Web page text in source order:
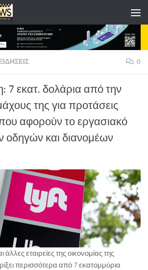
0
7 εκατ. δολάρια από την
της για προτάσεις
αφορούν το εργασιακό
οδηγών και διανομέων
εταιρείες της οικονομίας της
περισσότερα από 7 εκατομμύρια